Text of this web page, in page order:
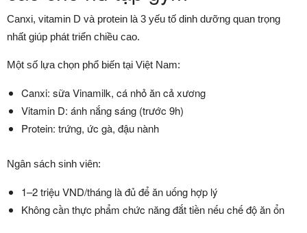
Canxi, vitamin D và protein là 3 yếu tố dinh dưỡng quan trọng
nhất giúp phát triển chiều cao.
Một số lựa chọn phổ biến tại Việt Nam:
Canxi: sữa Vinamilk, cá nhỏ ăn cả xương
Vitamin D: ánh nắng sáng (trước 9h)
Protein: trứng, ức gà, đậu nành
Ngân sách sinh viên:
1–2 triệu VND/tháng là đủ để ăn uống hợp lý
Không cần thực phẩm chức năng đắt tiền nếu chế độ ăn ổn